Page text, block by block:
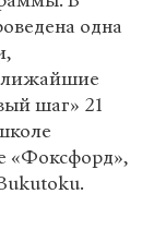
одна
шаг» 21
«Фоксфорд»,